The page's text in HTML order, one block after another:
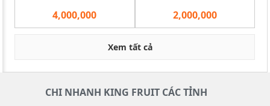
4,000,000
2,000,000
Xem tất cả
CHI NHANH KING FRUIT CÁC TỈNH